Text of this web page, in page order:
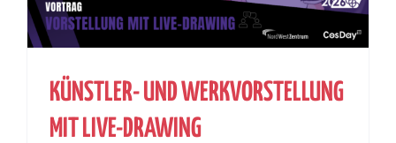
KÜNSTLER- UND WERKVORSTELLUNG
MIT LIVE-DRAWING